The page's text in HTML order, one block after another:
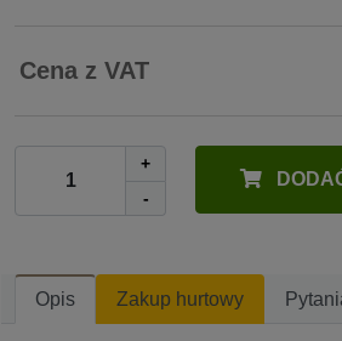
Cena z VAT
+
-
Opis Zakup hurtowy